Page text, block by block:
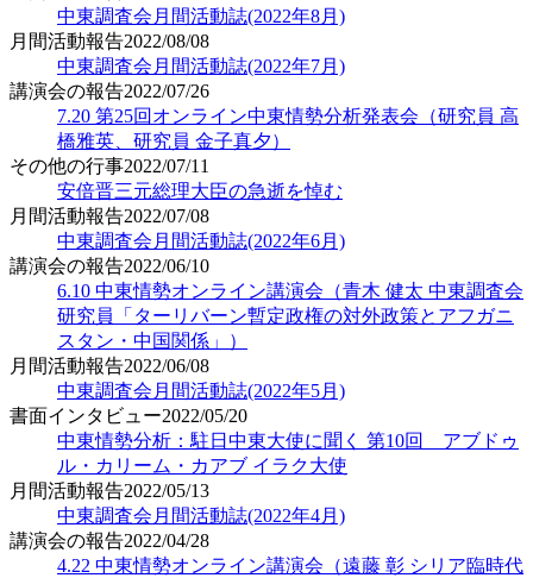
中東調査会月間活動誌(2022年8月)
月間活動報告2022/08/08
中東調査会月間活動誌(2022年7月)
講演会の報告2022/07/26
7.20 第25回オンライン中東情勢分析発表会（研究員 高
橋雅英、研究員 金子真夕）
その他の行事2022/07/11
安倍晋三元総理大臣の急逝を悼む
月間活動報告2022/07/08
中東調査会月間活動誌(2022年6月)
講演会の報告2022/06/10
6.10 中東情勢オンライン講演会（青木 健太 中東調査会
研究員「ターリバーン暫定政権の対外政策とアフガニ
スタン・中国関係」）
月間活動報告2022/06/08
中東調査会月間活動誌(2022年5月)
書面インタビュー2022/05/20
中東情勢分析：駐日中東大使に聞く 第10回 アブドゥ
ル・カリーム・カアブ イラク大使
月間活動報告2022/05/13
中東調査会月間活動誌(2022年4月)
講演会の報告2022/04/28
4.22 中東情勢オンライン講演会（遠藤 彰 シリア臨時代